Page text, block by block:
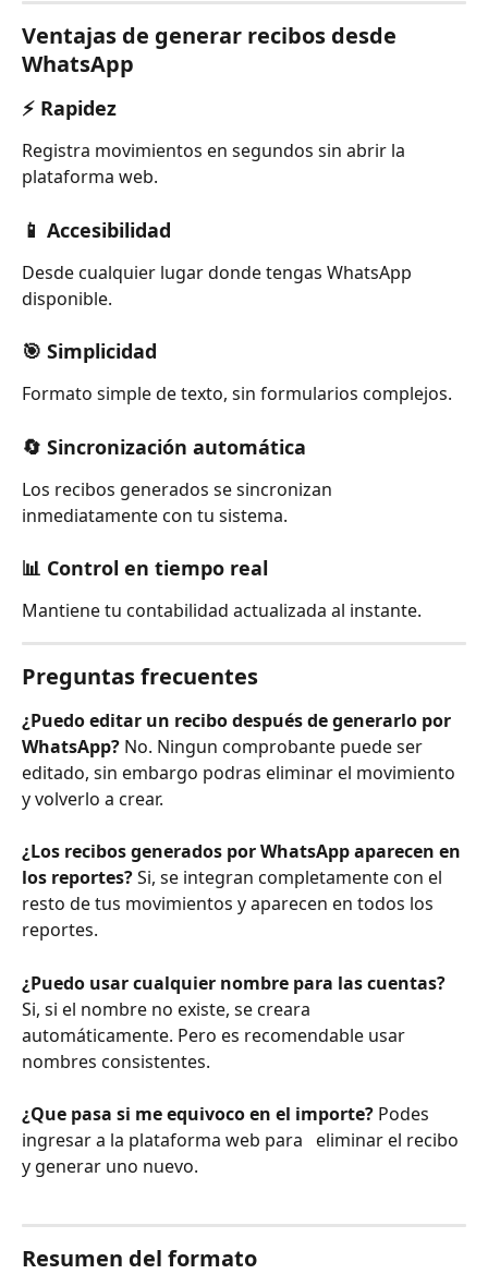
Ventajas de generar recibos desde
WhatsApp
⚡ Rapidez
Registra movimientos en segundos sin abrir la
plataforma web.
📱 Accesibilidad
Desde cualquier lugar donde tengas WhatsApp
disponible.
🎯 Simplicidad
Formato simple de texto, sin formularios complejos.
🔄 Sincronización automática
Los recibos generados se sincronizan
inmediatamente con tu sistema.
📊 Control en tiempo real
Mantiene tu contabilidad actualizada al instante.
Preguntas frecuentes
¿Puedo editar un recibo después de generarlo por
WhatsApp? No. Ningun comprobante puede ser
editado, sin embargo podras eliminar el movimiento
y volverlo a crear.
¿Los recibos generados por WhatsApp aparecen en
los reportes? Si, se integran completamente con el
resto de tus movimientos y aparecen en todos los
reportes.
¿Puedo usar cualquier nombre para las cuentas?
Si, si el nombre no existe, se creara
automáticamente. Pero es recomendable usar
nombres consistentes.
¿Que pasa si me equivoco en el importe? Podes
ingresar a la plataforma web para   eliminar el recibo
y generar uno nuevo.
Resumen del formato